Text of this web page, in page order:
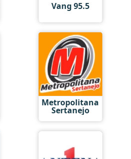
Vang 95.5
Metropolitana
Sertanejo